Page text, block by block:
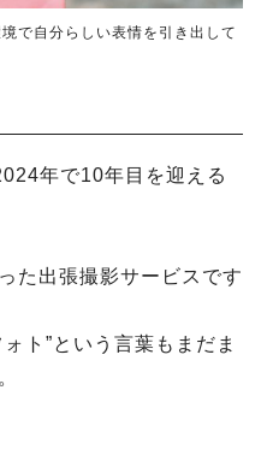
で自分らしい表情を引き出して
年で10年目を迎える
た出張撮影サービスです
ト”という言葉もまだま